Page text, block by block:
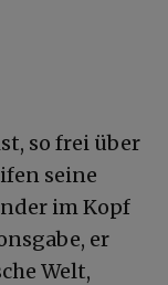
so frei über
seine
im Kopf
er
Welt,